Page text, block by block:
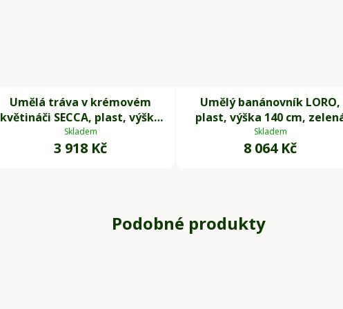
Umělá tráva v krémovém
květináči SECCA, plast, výška
120 cm, zelená
Skladem
3 918 Kč
Umělý banánovník LORO,
plast, výška 140 cm,
Skladem
8 064 Kč
Podobné produkty